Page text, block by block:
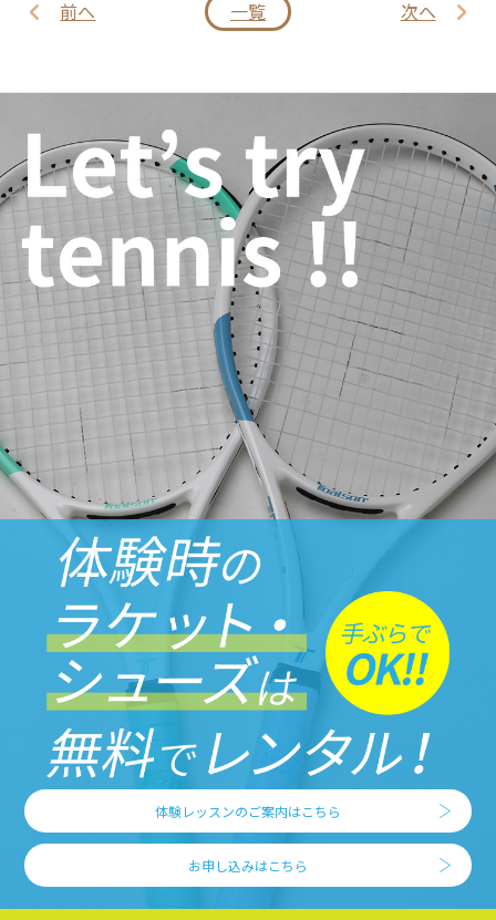
前へ 一覧 次へ
体験レッスンのご案内はこちら
お申し込みはこちら